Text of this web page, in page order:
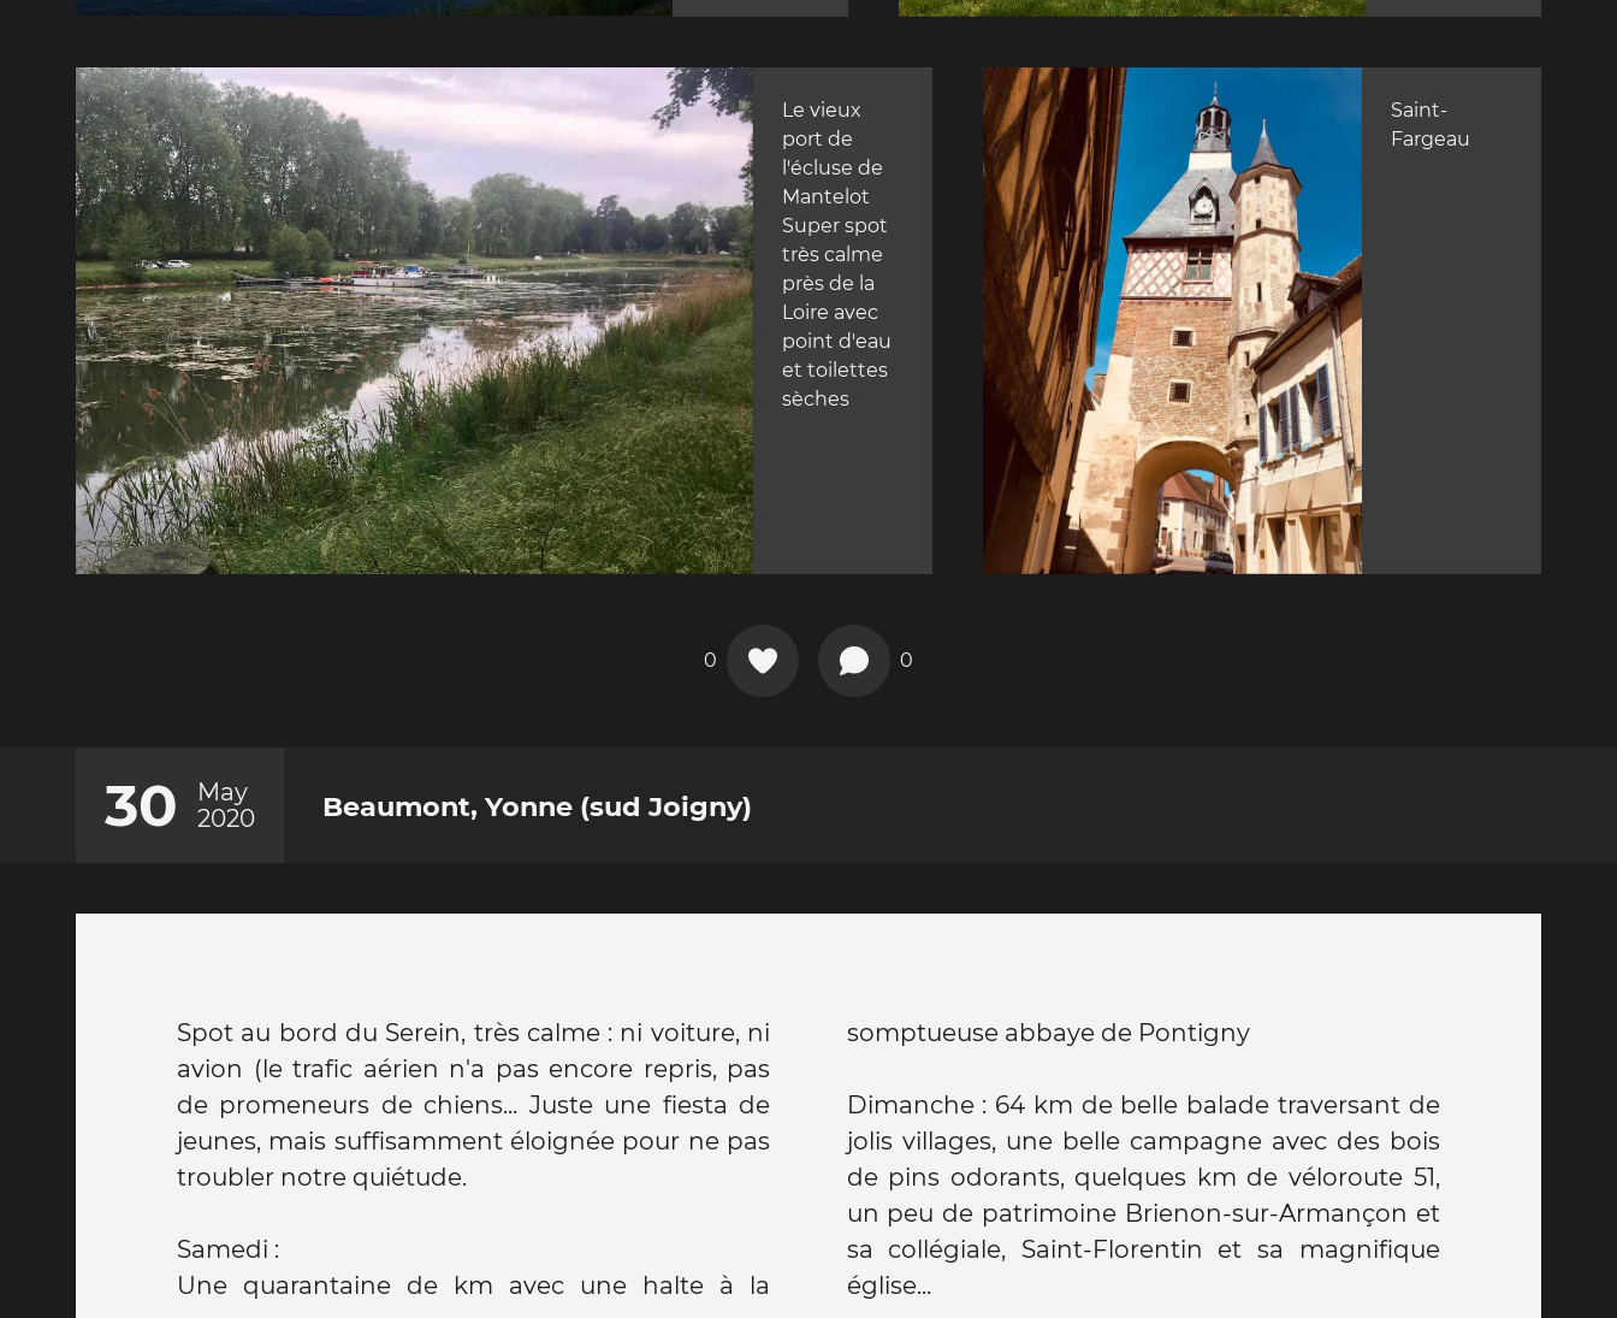
Le vieux
port de
l'écluse de
Mantelot
Super spot
très calme
près de la
Loire avec
point d'eau
et toilettes
sèches
Saint-
Fargeau
0 0
30
May
2020
Beaumont, Yonne (sud Joigny)
Spot au bord du Serein, très calme : ni voiture, ni
avion (le trafic aérien n'a pas encore repris, pas
de promeneurs de chiens... Juste une fiesta de
jeunes, mais suffisamment éloignée pour ne pas
troubler notre quiétude.
Samedi :
Une quarantaine de km avec une halte à la
somptueuse abbaye de Pontigny
Dimanche : 64 km de belle balade traversant de
jolis villages, une belle campagne avec des bois
de pins odorants, quelques km de véloroute 51,
un peu de patrimoine Brienon-sur-Armançon et
sa collégiale, Saint-Florentin et sa magnifique
église...